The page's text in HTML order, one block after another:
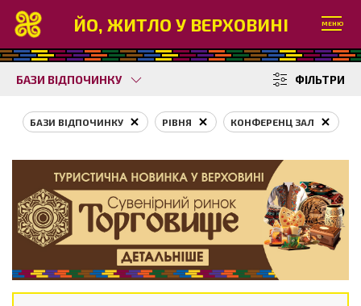
ЙО, ЖИТЛО У ВЕРХОВИНІ МЕНЮ
БАЗИ ВІДПОЧИНКУ ФІЛЬТРИ
БАЗИ ВІДПОЧИНКУ РІВНЯ КОНФЕРЕНЦ ЗАЛ